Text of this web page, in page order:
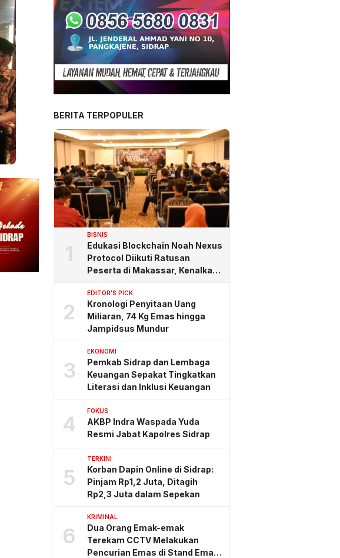
BERITA TERPOPULER
1
BISNIS
Edukasi Blockchain Noah Nexus
Protocol Diikuti Ratusan
Peserta di Makassar, Kenalkan
2
EDITOR'S PICK
Kronologi Penyitaan Uang
Miliaran, 74 Kg Emas hingga
Jampidsus Mundur
3
EKONOMI
Pemkab Sidrap dan Lembaga
Keuangan Sepakat Tingkatkan
Literasi dan Inklusi Keuangan
4
FOKUS
AKBP Indra Waspada Yuda
Resmi Jabat Kapolres Sidrap
5
TERKINI
Korban Dapin Online di Sidrap:
Pinjam Rp1,2 Juta, Ditagih
Rp2,3 Juta dalam Sepekan
6
KRIMINAL
Dua Orang Emak-emak
Terekam CCTV Melakukan
Pencurian Emas di Stand Emas